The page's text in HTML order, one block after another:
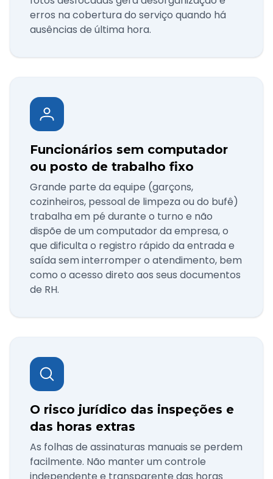
erros na cobertura do serviço quando há
ausências de última hora.
Funcionários sem computador
ou posto de trabalho fixo
Grande parte da equipe (garçons,
cozinheiros, pessoal de limpeza ou do bufê)
trabalha em pé durante o turno e não
dispõe de um computador da empresa, o
que dificulta o registro rápido da entrada e
saída sem interromper o atendimento, bem
como o acesso direto aos seus documentos
de RH.
O risco jurídico das inspeções e
das horas extras
As folhas de assinaturas manuais se perdem
facilmente. Não manter um controle